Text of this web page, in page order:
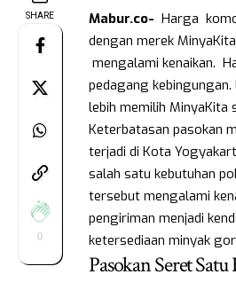
SHARE
0
Mabur.co- Harga
dengan merek
mengalami kenaikan.
pedagang
lebih memilih MinyaKita
Keterbatasan pasokan
terjadi di Kota
salah satu kebutuhan
tersebut mengalami
pengiriman menjadi
ketersediaan minyak
Pasokan Seret Satu